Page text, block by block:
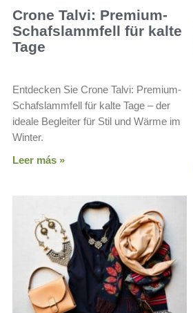
Crone Talvi: Premium-
Schafslammfell für kalte
Tage
Entdecken Sie Crone Talvi: Premium-
Schafslammfell für kalte Tage – der
ideale Begleiter für Stil und Wärme im
Winter.
Leer más »